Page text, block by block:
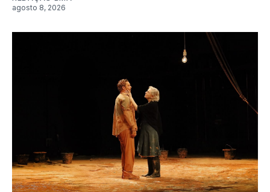
agosto 8, 2026